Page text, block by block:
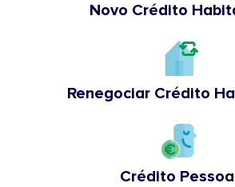
Novo Crédito
Renegociar Crédito
Crédito